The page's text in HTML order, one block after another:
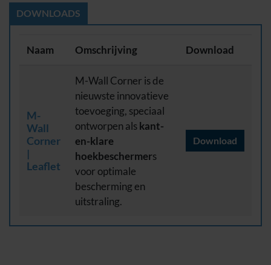
DOWNLOADS
Naam Omschrijving Download
M-
Wall
Corner
|
Leaflet
M-Wall Corner is de
nieuwste innovatieve
toevoeging, speciaal
ontworpen alskant-
en-klare
hoekbeschermers
voor optimale
bescherming en
uitstraling.
Download